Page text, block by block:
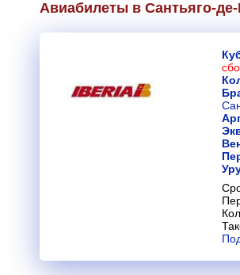
Авиабилеты в Сантьяго-